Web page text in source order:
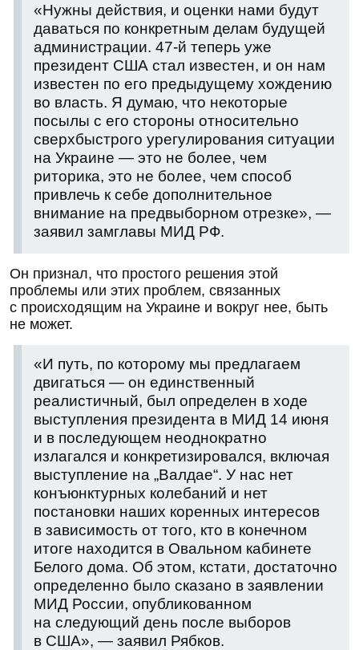
«Нужны действия, и оценки нами будут
даваться по конкретным делам будущей
администрации. 47-й теперь уже
президент США стал известен, и он нам
известен по его предыдущему хождению
во власть. Я думаю, что некоторые
посылы с его стороны относительно
сверхбыстрого урегулирования ситуации
на Украине — это не более, чем
риторика, это не более, чем способ
привлечь к себе дополнительное
внимание на предвыборном отрезке», —
заявил замглавы МИД РФ.
Он признал, что простого решения этой
проблемы или этих проблем, связанных
с происходящим на Украине и вокруг нее, быть
не может.
«И путь, по которому мы предлагаем
двигаться — он единственный
реалистичный, был определен в ходе
выступления президента в МИД 14 июня
и в последующем неоднократно
излагался и конкретизировался, включая
выступление на „Валдае“. У нас нет
конъюнктурных колебаний и нет
постановки наших коренных интересов
в зависимость от того, кто в конечном
итоге находится в Овальном кабинете
Белого дома. Об этом, кстати, достаточно
определенно было сказано в заявлении
МИД России, опубликованном
на следующий день после выборов
в США», — заявил Рябков.